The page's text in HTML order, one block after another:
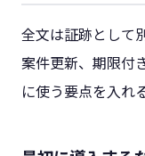
全文は証跡として
案件更新、期限付
に使う要点を入れ